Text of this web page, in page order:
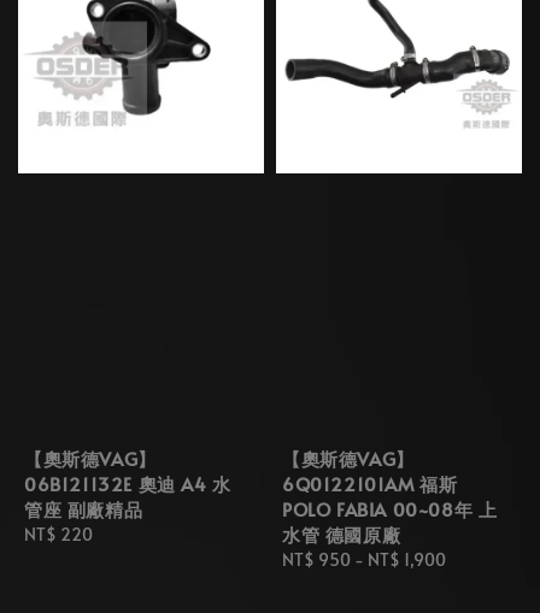
【奧斯德VAG】
06B121132E 奧迪 A4 水
管座 副廠精品
Regular
NT$ 220
【奧斯德VAG】
6Q0122101AM 福斯
POLO FABIA 00~08年 上
水管 德國原廠
Regular
NT$ 950 - NT$ 1,900